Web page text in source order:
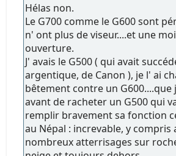
Hélas non.
Le G700 comme le G600 sont
n' ont plus de viseur....et une
ouverture.
J' avais le G500 ( qui avait
argentique, de Canon ), je l' ai
bêtement contre un G600....que
avant de racheter un G500 qui
remplir bravement sa fonction
au Népal : increvable, y compris
nombreux atterrisages sur